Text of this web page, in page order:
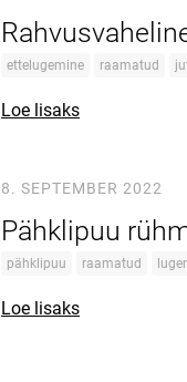
ettelugemine raamatud
Loe lisaks
8. SEPTEMBER 2022
Pähklipuu
pähklipuu raamatud
Loe lisaks